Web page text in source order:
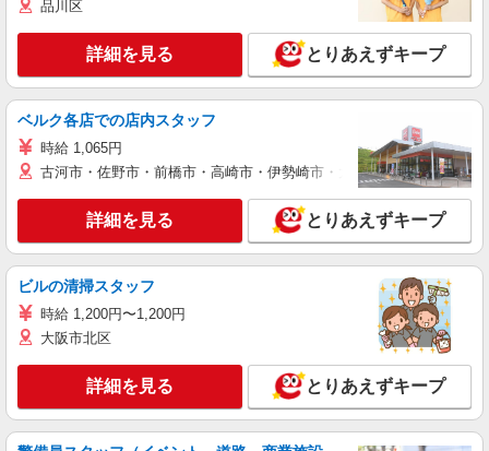
品川区
詳細を見る とりあえずキープ
ベルク各店での店内スタッフ
時給 1,065円
古河市・佐野市・前橋市・高崎市・伊勢崎市・太田市・館林市・藤
詳細を見る とりあえずキープ
ビルの清掃スタッフ
時給 1,200円〜1,200円
大阪市北区
詳細を見る とりあえずキープ